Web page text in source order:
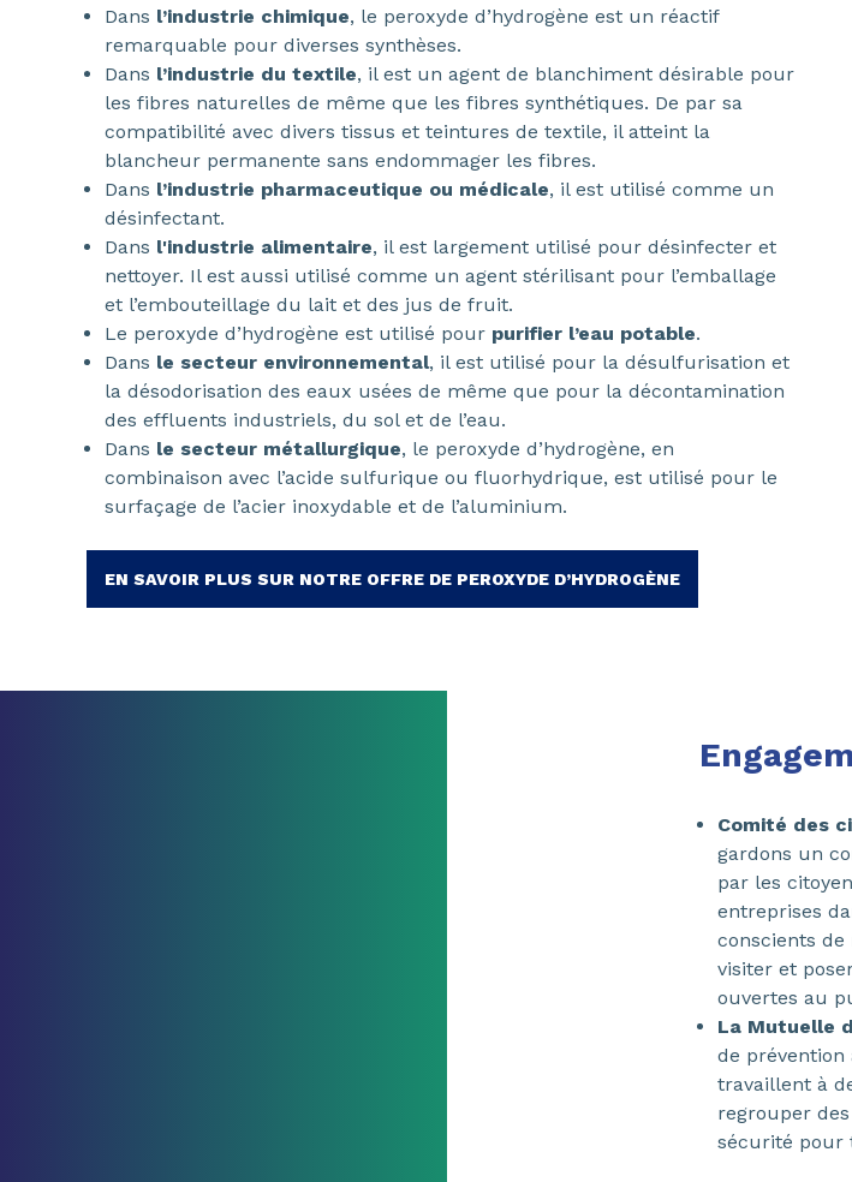
Dans l’industrie chimique, le peroxyde d’hydrogène est un réactif
remarquable pour diverses synthèses.
Dans l’industrie du textile, il est un agent de blanchiment désirable pour
les fibres naturelles de même que les fibres synthétiques. De par sa
compatibilité avec divers tissus et teintures de textile, il atteint la
blancheur permanente sans endommager les fibres.
Dans l’industrie pharmaceutique ou médicale, il est utilisé comme un
désinfectant.
Dans l'industrie alimentaire, il est largement utilisé pour désinfecter et
nettoyer. Il est aussi utilisé comme un agent stérilisant pour l’emballage
et l’embouteillage du lait et des jus de fruit.
Le peroxyde d’hydrogène est utilisé pour purifier l’eau potable.
Dans le secteur environnemental, il est utilisé pour la désulfurisation et
la désodorisation des eaux usées de même que pour la décontamination
des effluents industriels, du sol et de l’eau.
Dans le secteur métallurgique, le peroxyde d’hydrogène, en
combinaison avec l’acide sulfurique ou fluorhydrique, est utilisé pour le
surfaçage de l’acier inoxydable et de l’aluminium.
EN SAVOIR PLUS SUR NOTRE OFFRE DE PEROXYDE D’HYDROGÈNE
Comité des
gardons un
par les
entreprises
conscients de
visiter et
ouvertes au
La Mutuelle
de prévention
travaillent à
regrouper
sécurité pour